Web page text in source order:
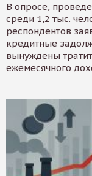
В опросе,
среди 1,2 тыс.
респондентов
кредитные
вынуждены
ежемесячного